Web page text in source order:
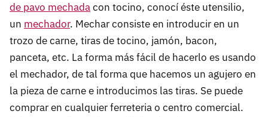
de pavo mechadacon tocino, conocí éste utensilio,
un mechador. Mechar consiste en introducir en un
trozo de carne, tiras de tocino, jamón, bacon,
panceta, etc. La forma más fácil de hacerlo es usando
el mechador, de tal forma que hacemos un agujero en
la pieza de carne e introducimos las tiras. Se puede
comprar en cualquier ferreteria o centro comercial.